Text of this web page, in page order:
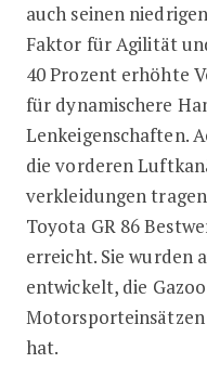
auch seinen
Faktor für Agilität
40 Prozent erhöhte
für dynamischere
Lenkeigenschaften.
die vorderen
verkleidungen
Toyota GR 86
erreicht. Sie wurden
entwickelt, die
Motorsporteinsätzen
hat.